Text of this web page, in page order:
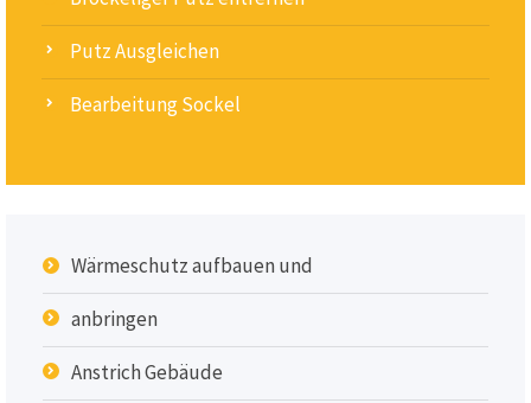
Putz Ausgleichen
Bearbeitung Sockel
Wärmeschutz aufbauen und
anbringen
Anstrich Gebäude